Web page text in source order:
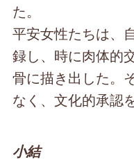
た。
平安女性たちは、
録し、時に肉体的
骨に描き出した。
なく、文化的承認
小結